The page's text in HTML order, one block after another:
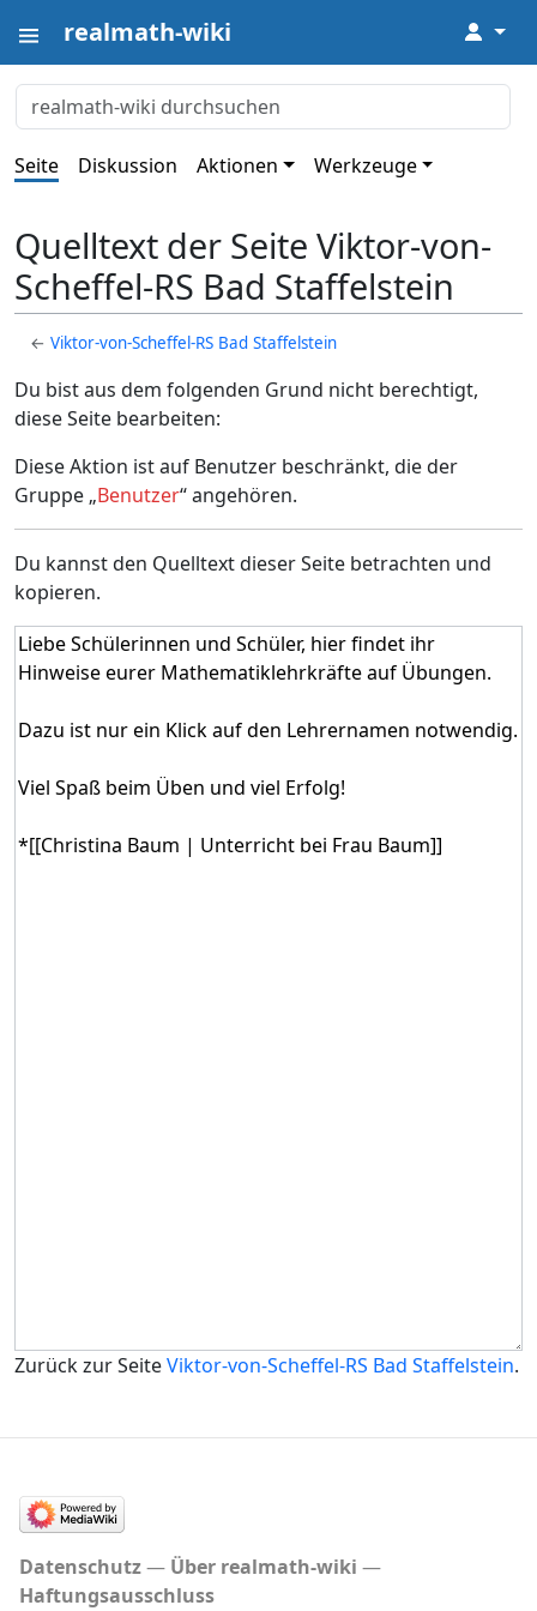
realmath-wiki ↓
Seite Diskussion Aktionen Werkzeuge
Quelltext der Seite Viktor-von-
Scheffel-RS Bad Staffelstein
←Viktor-von-Scheffel-RS Bad Staffelstein
Du bist aus dem folgenden Grund nicht berechtigt,
diese Seite bearbeiten:
Diese Aktion ist auf Benutzer beschränkt, die der
Gruppe „Benutzer“ angehören.
Du kannst den Quelltext dieser Seite betrachten und
kopieren.
Zurück zur SeiteViktor-von-Scheffel-RS Bad Staffelstein.
Datenschutz
Über realmath-wiki
Haftungsausschluss